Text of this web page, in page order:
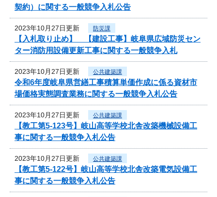
契約）に関する一般競争入札公告
2023年10月27日更新 防災課
【入札取り止め】 【建設工事】岐阜県広域防災セン
ター消防用設備更新工事に関する一般競争入札
2023年10月27日更新 公共建築課
令和6年度岐阜県営繕工事積算単価作成に係る資材市
場価格実態調査業務に関する一般競争入札公告
2023年10月27日更新 公共建築課
【教工第5-123号】岐山高等学校北舎改築機械設備工
事に関する一般競争入札公告
2023年10月27日更新 公共建築課
【教工第5-122号】岐山高等学校北舎改築電気設備工
事に関する一般競争入札公告